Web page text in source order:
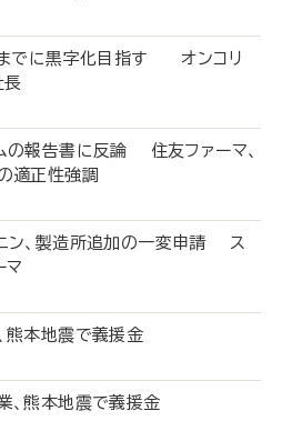
でに黒字化目指す オンコリ
長
の報告書に反論 住友ファーマ、
適正性強調
ン、製造所追加の一変申請 ス
マ
熊本地震で義援金
、熊本地震で義援金